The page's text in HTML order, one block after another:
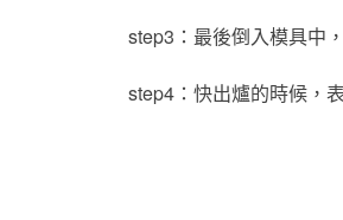
step3：最後倒入模具中
step4：快出爐的時候，